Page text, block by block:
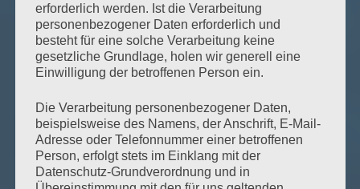
erforderlich werden. Ist die Verarbeitung
personenbezogener Daten erforderlich und
besteht für eine solche Verarbeitung keine
gesetzliche Grundlage, holen wir generell eine
Einwilligung der betroffenen Person ein.
Die Verarbeitung personenbezogener Daten,
beispielsweise des Namens, der Anschrift, E-Mail-
Adresse oder Telefonnummer einer betroffenen
Person, erfolgt stets im Einklang mit der
Datenschutz-Grundverordnung und in